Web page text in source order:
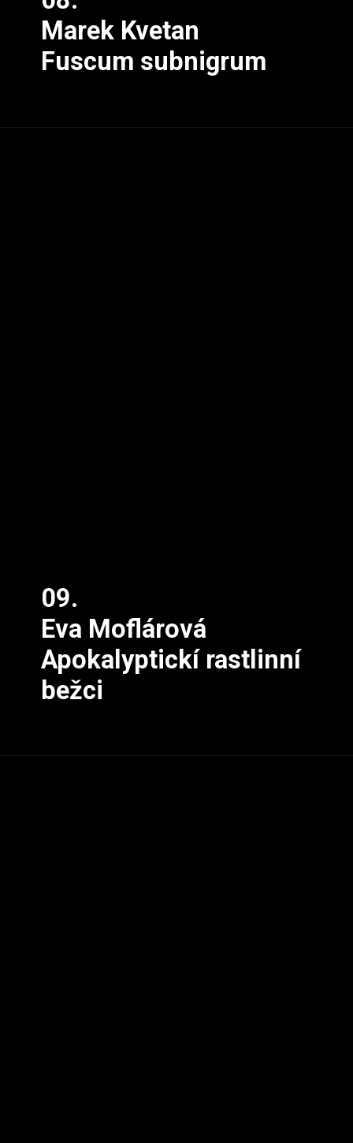
Marek Kvetan
Fuscum subnigrum
09.
Eva Moflárová
Apokalyptickí rastlinní
bežci